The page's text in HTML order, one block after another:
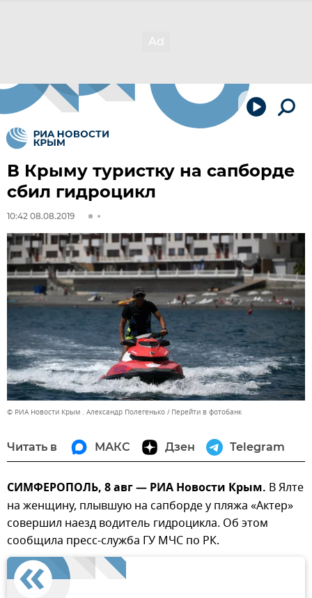
В Крыму туристку на сапборде
сбил гидроцикл
10:42 08.08.2019
© РИА Новости Крым . Александр Полегенько Перейти в фотобанк
Читать в МАКС Дзен Telegram
СИМФЕРОПОЛЬ, 8 авг — РИА Новости Крым. В Ялте
на женщину, плывшую на сапборде у пляжа «Актер»
совершил наезд водитель гидроцикла. Об этом
сообщила пресс-служба ГУ МЧС по РК.